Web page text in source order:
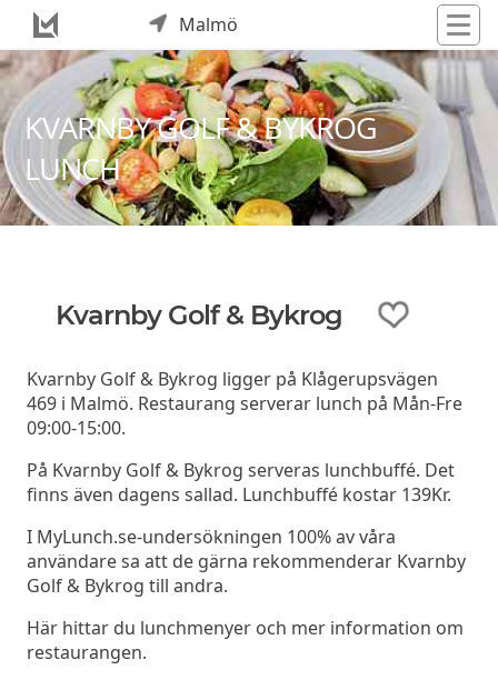
Malmö
KVARNBY GOLF & BYKROG
LUNCH
Kvarnby Golf & Bykrog
Kvarnby Golf & Bykrog ligger på Klågerupsvägen
469 i Malmö. Restaurang serverar lunch på Mån-Fre
09:00-15:00.
På Kvarnby Golf & Bykrog serveras lunchbuffé. Det
finns även dagens sallad. Lunchbuffé kostar 139Kr.
I MyLunch.se-undersökningen 100% av våra
användare sa att de gärna rekommenderar Kvarnby
Golf & Bykrog till andra.
Här hittar du lunchmenyer och mer information om
restaurangen.